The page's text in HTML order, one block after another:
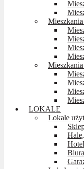
LOKALE
Lokale
Biura